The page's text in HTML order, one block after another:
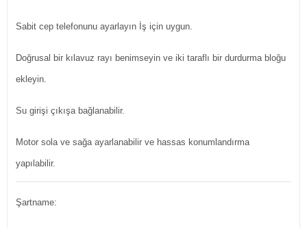
Sabit cep telefonunu ayarlayın İş için uygun.
Doğrusal bir kılavuz rayı benimseyin ve iki taraflı bir durdurma bloğu
ekleyin.
Su girişi çıkışa bağlanabilir.
Motor sola ve sağa ayarlanabilir ve hassas konumlandırma
yapılabilir.
Şartname: